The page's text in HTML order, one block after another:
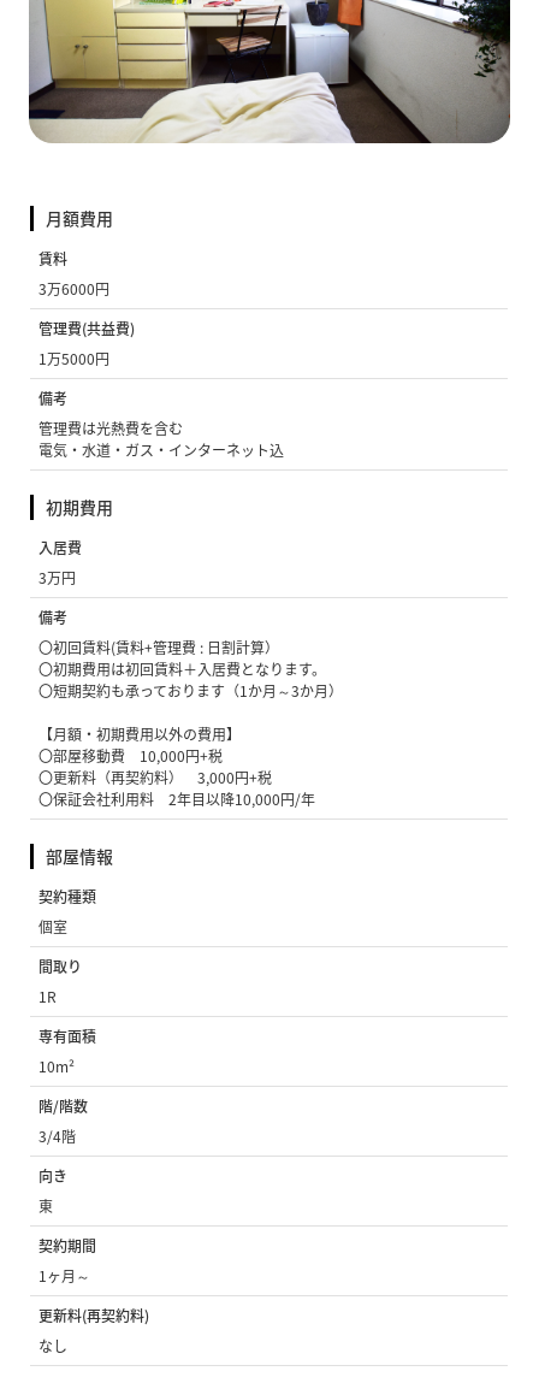
月額費用
賃料
3万6000円
管理費(共益費)
1万5000円
備考
管理費は光熱費を含む
電気・水道・ガス・インターネット込
初期費用
入居費
3万円
備考
〇初回賃料(賃料+管理費 : 日割計算）
〇初期費用は初回賃料＋入居費となります。
〇短期契約も承っております（1か月～3か月）
【月額・初期費用以外の費用】
〇部屋移動費 10,000円+税
〇更新料（再契約料） 3,000円+税
〇保証会社利用料 2年目以降10,000円/年
部屋情報
契約種類
個室
間取り
1R
専有面積
10m²
階/階数
3/4階
向き
東
契約期間
1ヶ月～
更新料(再契約料)
なし